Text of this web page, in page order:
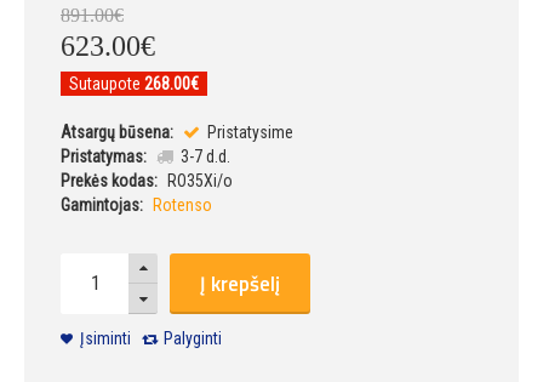
891.00€
623.00€
Sutaupote 268.00€
Atsargų būsena:
Pristatysime
Pristatymas:
3-7 d.d.
Prekės kodas:
RO35Xi/o
Gamintojas:
Rotenso
Į krepšelį
Įsiminti Palyginti